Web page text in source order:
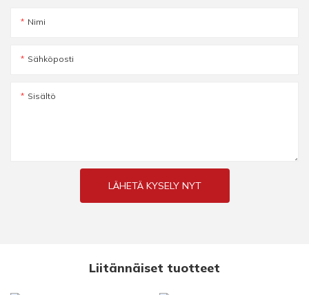
Nimi
Sähköposti
Sisältö
LÄHETÄ KYSELY NYT
Liitännäiset tuotteet